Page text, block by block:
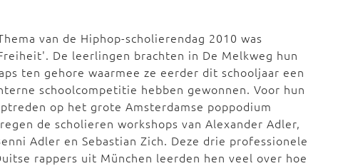
van de Hiphop-scholierendag 2010 was
De leerlingen brachten in De Melkweg hun
ten gehore waarmee ze eerder dit schooljaar een
schoolcompetitie hebben gewonnen. Voor hun
op het grote Amsterdamse poppodium
de scholieren workshops van Alexander Adler,
Adler en Sebastian Zich. Deze drie professionele
rappers uit München leerden hen veel over hoe